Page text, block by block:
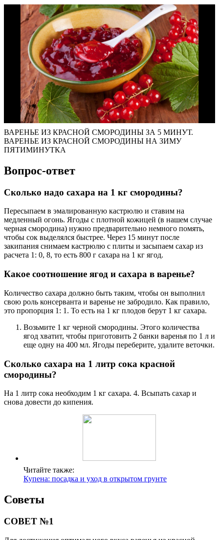
ВАРЕНЬЕ ИЗ КРАСНОЙ СМОРОДИНЫ ЗА 5 МИНУТ.
ВАРЕНЬЕ ИЗ КРАСНОЙ СМОРОДИНЫ НА ЗИМУ
ПЯТИМИНУТКА
Вопрос-ответ
Сколько надо сахара на 1 кг смородины?
Пересыпаем в эмалированную кастрюлю и ставим на
медленный огонь. Ягоды с плотной кожицей (в нашем случае
черная смородина) нужно предварительно немного помять,
чтобы сок выделялся быстрее. Через 15 минут после
закипания снимаем кастрюлю с плиты и засыпаем сахар из
расчета 1: 0, 8, то есть 800 г сахара на 1 кг ягод.
Какое соотношение ягод и сахара в варенье?
Количество сахара должно быть таким, чтобы он выполнил
свою роль консерванта и варенье не забродило. Как правило,
это пропорция 1: 1. То есть на 1 кг плодов берут 1 кг сахара.
Возьмите 1 кг черной смородины. Этого количества
ягод хватит, чтобы приготовить 2 банки варенья по 1 л и
еще одну на 400 мл. Ягоды переберите, удалите веточки.
Сколько сахара на 1 литр сока красной
смородины?
На 1 литр сока необходим 1 кг сахара. 4. Всыпать сахар и
снова довести до кипения.
Читайте также:
Купена: посадка и уход в открытом грунте
Советы
СОВЕТ №1